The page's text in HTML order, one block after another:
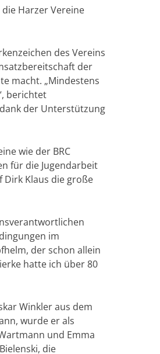
Harzer Vereine
des Vereins
der
macht. „Mindestens
berichtet
der Unterstützung
wie der BRC
für die Jugendarbeit
Klaus die große
im
der schon allein
hatte ich über 80
Winkler aus dem
wurde er als
und Emma
die